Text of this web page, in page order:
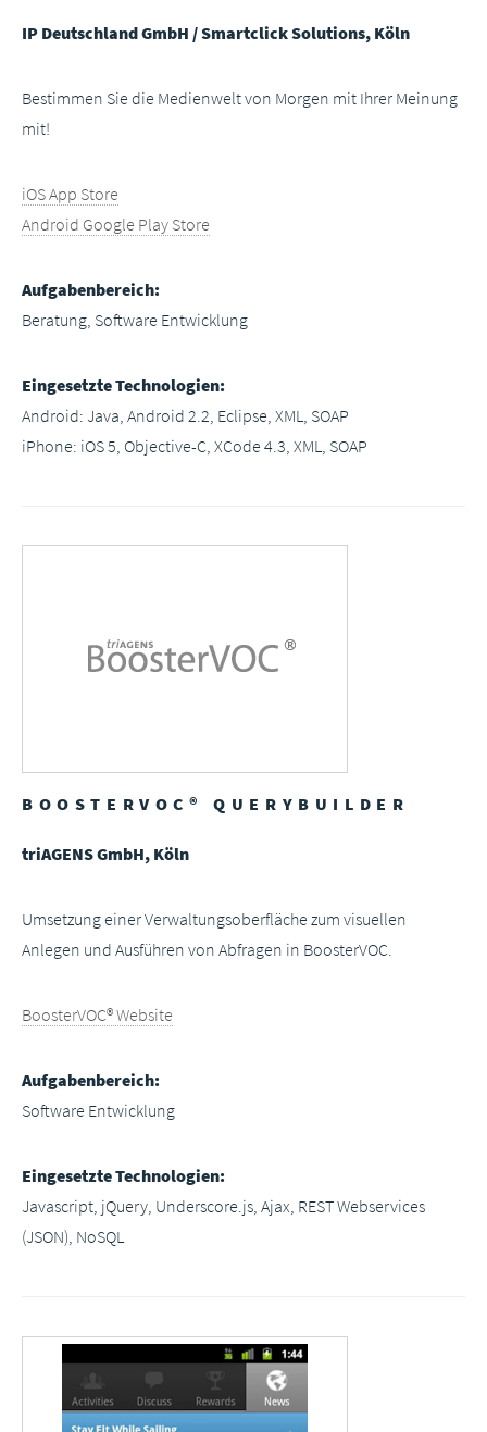
IP Deutschland GmbH / Smartclick Solutions, Köln
Bestimmen Sie die Medienwelt von Morgen mit Ihrer Meinung
mit!
iOS App Store
Android Google Play Store
Aufgabenbereich:
Beratung, Software Entwicklung
Eingesetzte Technologien:
Android: Java, Android 2.2, Eclipse, XML, SOAP
iPhone: iOS 5, Objective-C, XCode 4.3, XML, SOAP
BOOSTERVOC® QUERYBUILDER
triAGENS GmbH, Köln
Umsetzung einer Verwaltungsoberfläche zum visuellen
Anlegen und Ausführen von Abfragen in BoosterVOC.
BoosterVOC® Website
Aufgabenbereich:
Software Entwicklung
Eingesetzte Technologien:
Javascript, jQuery, Underscore.js, Ajax, REST Webservices
(JSON), NoSQL